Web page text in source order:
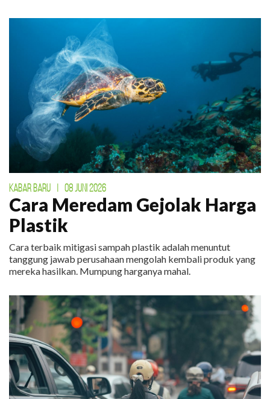
KABAR BARU 08 JUNI 2026
Cara Meredam Gejolak Harga
Plastik
Cara terbaik mitigasi sampah plastik adalah menuntut
tanggung jawab perusahaan mengolah kembali produk yang
mereka hasilkan. Mumpung harganya mahal.